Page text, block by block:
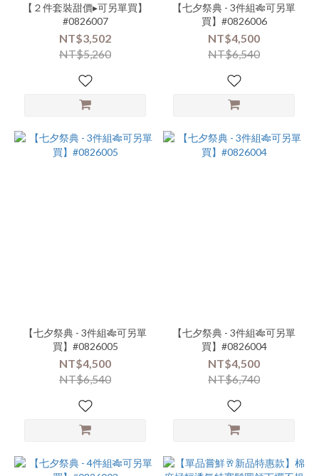
【２件套裝甜價▸可另單買】
#0826007
NT$3,502
NT$5,260
【七夕祭典 - 3件組🎋可另單
買】#0826006
NT$4,500
NT$6,540
【七夕祭典 - 3件組🎋可另單
買】#0826005
NT$4,500
NT$6,540
【七夕祭典 - 3件組🎋可另單
買】#0826004
NT$4,500
NT$6,740